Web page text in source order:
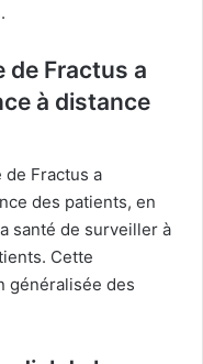
de Fractus a
à distance
de Fractus a
des patients, en
santé de surveiller à
Cette
généralisée des